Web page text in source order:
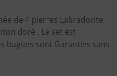
de 4 pierres Labradorite,
doré . Le set est
bagues sont Garanties sans